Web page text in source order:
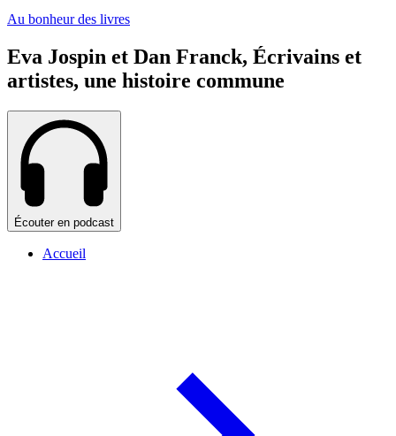
Au bonheur des livres
Eva Jospin et Dan Franck, Écrivains et
artistes, une histoire commune
Écouter en podcast
Accueil